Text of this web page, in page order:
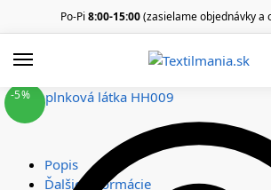
Po-Pi 8:00-15:00(zasielame objednávky a
Popis
Ďalšie informácie
-5%